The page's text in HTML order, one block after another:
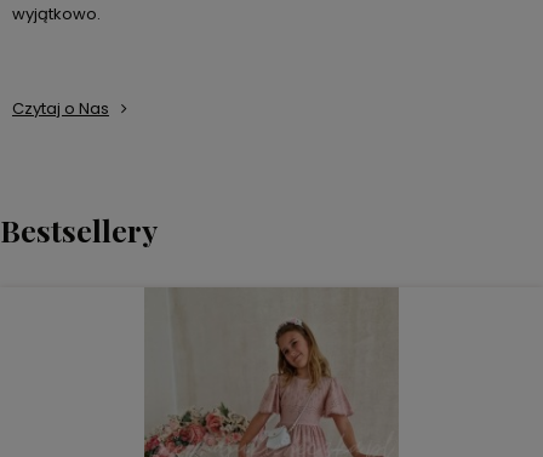
wyjątkowo.
Czytaj o Nas
Bestsellery